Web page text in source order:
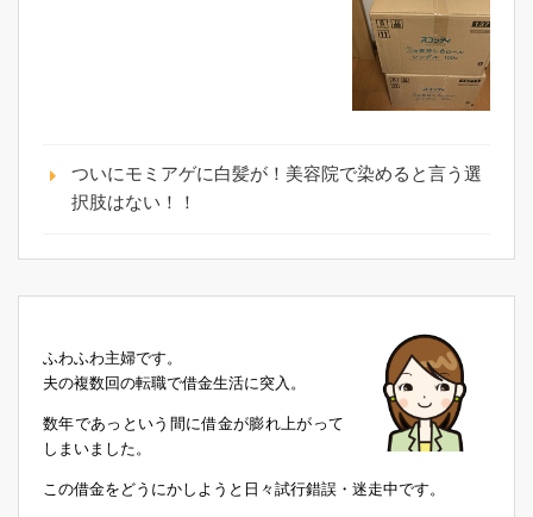
ついにモミアゲに白髪が！美容院で染めると言う選
択肢はない！！
ふわふわ主婦です。
夫の複数回の転職で借金生活に突入。
数年であっという間に借金が膨れ上がって
しまいました。
この借金をどうにかしようと日々試行錯誤・迷走中です。